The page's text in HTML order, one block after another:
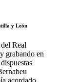
y León
Real
grabando en
acordado